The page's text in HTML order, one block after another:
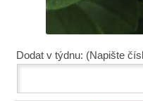
Dodat v týdnu: (Napište